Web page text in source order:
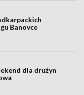
Banovce
dla drużyn